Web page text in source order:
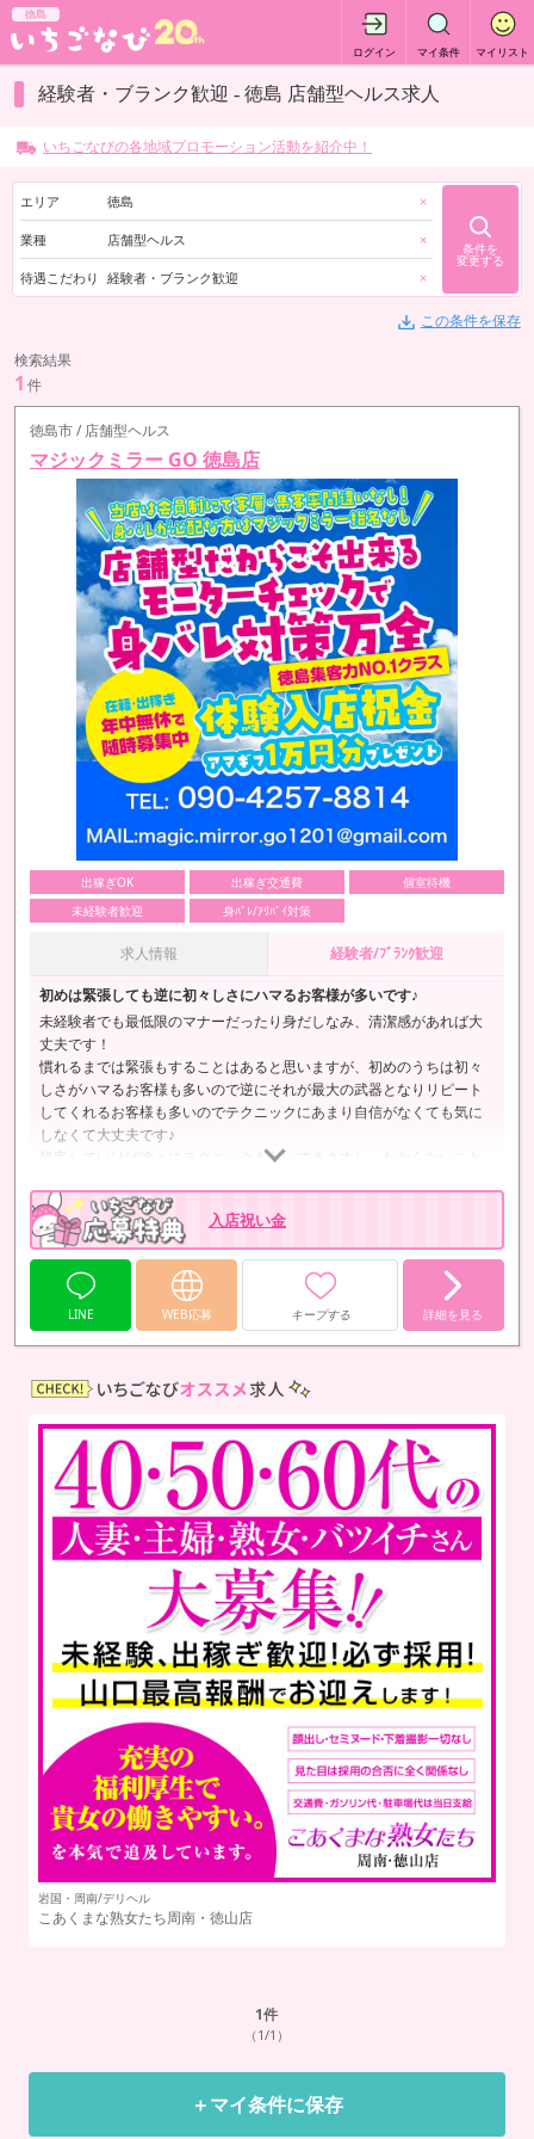
徳島
ログイン マイ条件 マイリスト
経験者・ブランク歓迎 - 徳島 店舗型ヘルス求人
いちごなびの各地域プロモーション活動を紹介中！
エリア 徳島 ×
業種 店舗型ヘルス ×
待遇こだわり 経験者・ブランク歓迎 ×
条件を
変更する
この条件を保存
検索結果
1 件
徳島市 / 店舗型ヘルス
マジックミラー GO 徳島店
出稼ぎOK 出稼ぎ交通費
個室待機
未経験者歓迎
身ﾊﾞﾚ/ｱﾘﾊﾞｲ対策
求人情報 経験者/ﾌﾞﾗﾝｸ歓迎
初めは緊張しても逆に初々しさにハマるお客様が多いです♪
未経験者でも最低限のマナーだったり身だしなみ、清潔感があれば大
丈夫です！
慣れるまでは緊張もすることはあると思いますが、初めのうちは初々
しさがハマるお客様も多いので逆にそれが最大の武器となりリピート
してくれるお客様も多いのでテクニックにあまり自信がなくても気に
しなくて大丈夫です♪
接客していけば徐々にテクニックも付いてきますし、わからないこと
一緒に成長していきましょう♪
経験者の方やブランクがある方でも大歓迎です♪
真面目さと愛嬌があればリピートしてくれるお客様も数多かったり口
コミなど見て来られるお客様もいま…
入店祝い金
LINE WEB応募 キープする 詳細を見る
岩国・周南/デリヘル
こあくまな熟女たち周南・徳山店
1件
（1/1）
＋マイ条件に保存